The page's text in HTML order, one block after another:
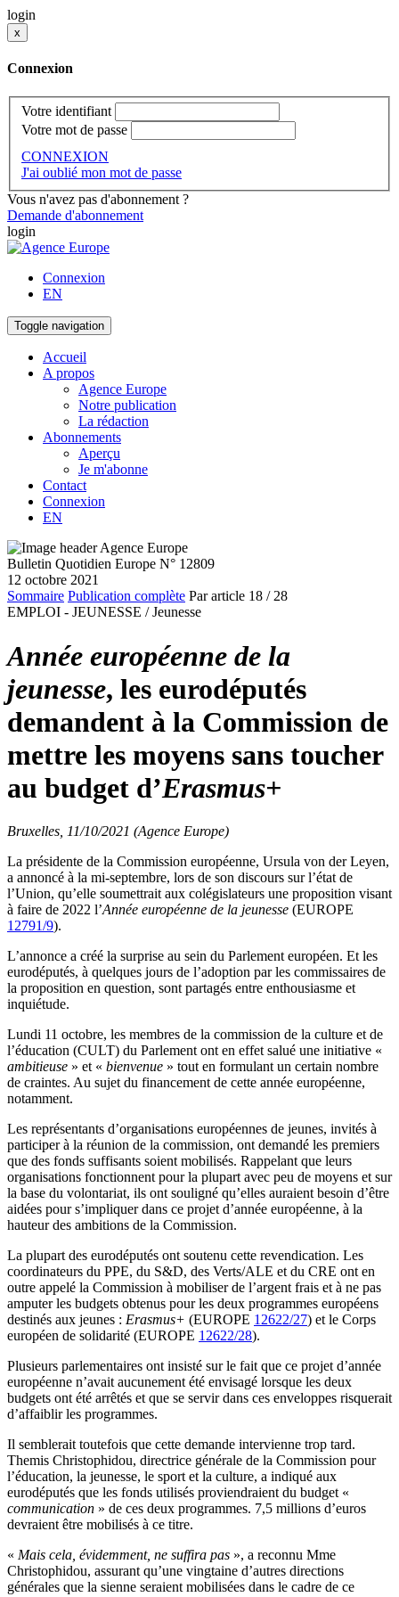
login
x
Connexion
Votre identifiant
Votre mot de passe
CONNEXION
J'ai oublié mon mot de passe
Vous n'avez pas d'abonnement ?
Demande d'abonnement
login
Connexion
EN
Toggle navigation
Accueil
A propos
Agence Europe
Notre publication
La rédaction
Abonnements
Aperçu
Je m'abonne
Contact
Connexion
EN
Bulletin Quotidien Europe N° 12809
12 octobre 2021
Sommaire Publication complète Par article 18 / 28
EMPLOI - JEUNESSE / Jeunesse
Année européenne de la
jeunesse, les eurodéputés
demandent à la Commission de
mettre les moyens sans toucher
au budget d’Erasmus+
Bruxelles, 11/10/2021 (Agence Europe)
La présidente de la Commission européenne, Ursula von der Leyen,
a annoncé à la mi-septembre, lors de son discours sur l’état de
l’Union, qu’elle soumettrait aux colégislateurs une proposition visant
à faire de 2022 l’Année européenne de la jeunesse (EUROPE
12791/9).
L’annonce a créé la surprise au sein du Parlement européen. Et les
eurodéputés, à quelques jours de l’adoption par les commissaires de
la proposition en question, sont partagés entre enthousiasme et
inquiétude.
Lundi 11 octobre, les membres de la commission de la culture et de
l’éducation (CULT) du Parlement ont en effet salué une initiative «
ambitieuse » et « bienvenue » tout en formulant un certain nombre
de craintes. Au sujet du financement de cette année européenne,
notamment.
Les représentants d’organisations européennes de jeunes, invités à
participer à la réunion de la commission, ont demandé les premiers
que des fonds suffisants soient mobilisés. Rappelant que leurs
organisations fonctionnent pour la plupart avec peu de moyens et sur
la base du volontariat, ils ont souligné qu’elles auraient besoin d’être
aidées pour s’impliquer dans ce projet d’année européenne, à la
hauteur des ambitions de la Commission.
La plupart des eurodéputés ont soutenu cette revendication. Les
coordinateurs du PPE, du S&D, des Verts/ALE et du CRE ont en
outre appelé la Commission à mobiliser de l’argent frais et à ne pas
amputer les budgets obtenus pour les deux programmes européens
destinés aux jeunes : Erasmus+ (EUROPE 12622/27) et le Corps
européen de solidarité (EUROPE 12622/28).
Plusieurs parlementaires ont insisté sur le fait que ce projet d’année
européenne n’avait aucunement été envisagé lorsque les deux
budgets ont été arrêtés et que se servir dans ces enveloppes risquerait
d’affaiblir les programmes.
Il semblerait toutefois que cette demande intervienne trop tard.
Themis Christophidou, directrice générale de la Commission pour
l’éducation, la jeunesse, le sport et la culture, a indiqué aux
eurodéputés que les fonds utilisés proviendraient du budget «
communication » de ces deux programmes. 7,5 millions d’euros
devraient être mobilisés à ce titre.
« Mais cela, évidemment, ne suffira pas », a reconnu Mme
Christophidou, assurant qu’une vingtaine d’autres directions
générales que la sienne seraient mobilisées dans le cadre de ce